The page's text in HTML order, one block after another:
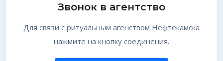
Звонок в агентство
Для связи с ритуальным агенством Нефтекамска
нажмите на кнопку соединения.